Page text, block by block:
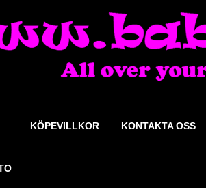
KÖPEVILLKOR KONTAKTA OSS